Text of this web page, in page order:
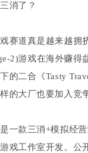
消了？
赛道真是越来越拥
2)游戏在海外赚得
的二合《Tasty
的大厂也要加入竞
一款三消+模拟经
戏工作室开发。公